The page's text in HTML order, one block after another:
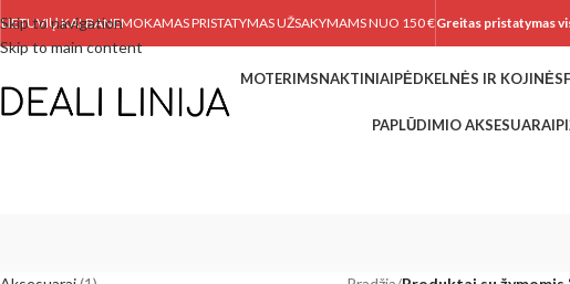
Skip to navigation
Skip to main content
LIETUVIŲ KALBANEMOKAMAS PRISTATYMAS UŽSAKYMAMS NUO 150 €Greitas pristatymas
MOTERIMSNAKTINIAIPĖDKELNĖS IR KOJINĖS
PAPLŪDIMIO AKSESUARAI